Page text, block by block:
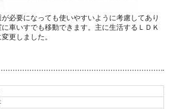
必要になっても使いやすいように考慮してあり
車いすでも移動できます。主に生活するＬＤＫ
更しました。